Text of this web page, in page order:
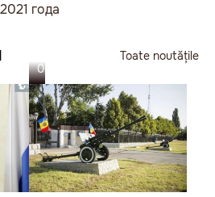
года
Toate noutățile
06.08.26